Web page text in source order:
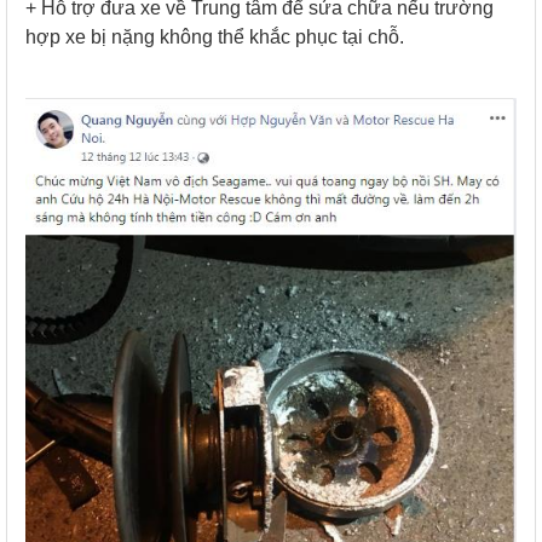
+ Hỗ trợ đưa xe về Trung tâm để sửa chữa nếu trường
hợp xe bị nặng không thể khắc phục tại chỗ.